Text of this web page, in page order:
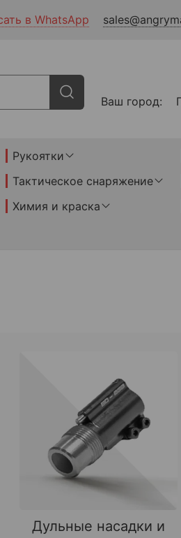
в WhatsApp
Ваш город:
Рукоятки
Тактическое снаряжение
Химия и краска
Дульные насадки и